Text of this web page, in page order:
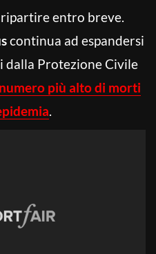
entro breve.
continua ad espandersi
Protezione Civile
più alto di morti
.